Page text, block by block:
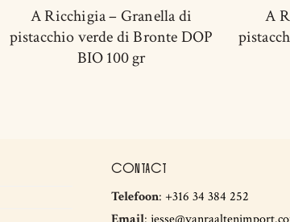
A Ricchigia – Granella di
pistacchio verde di Bronte DOP
BIO 100 gr
A
CONTACT
Telefoon: +316 34 384 252